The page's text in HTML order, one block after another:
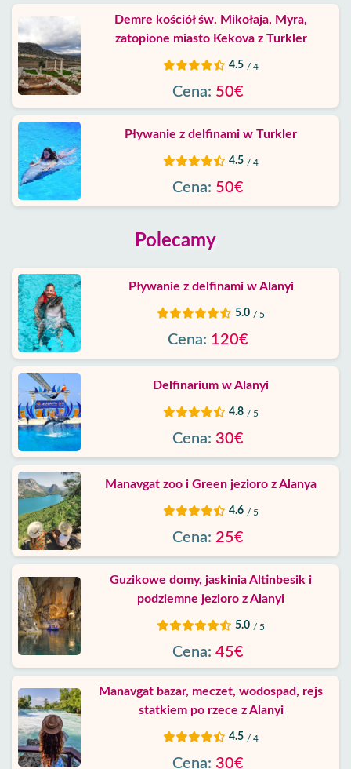
Demre kościół św. Mikołaja, Myra,
zatopione miasto Kekova z Turkler
4.5 / 4
Cena: 50€
Pływanie z delfinami w Turkler
4.5 / 4
Cena: 50€
Polecamy
Pływanie z delfinami w Alanyi
5.0 / 5
Cena: 120€
Delfinarium w Alanyi
4.8 / 5
Cena: 30€
Manavgat zoo i Green jezioro z Alanya
4.6 / 5
Cena: 25€
Guzikowe domy, jaskinia Altinbesik i
podziemne jezioro z Alanyi
5.0 / 5
Cena: 45€
Manavgat bazar, meczet, wodospad, rejs
statkiem po rzece z Alanyi
4.5 / 4
Cena: 30€